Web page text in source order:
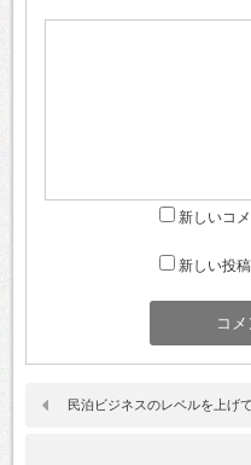
新しいコ
新しい投
民泊ビジネスのレベルを上げ